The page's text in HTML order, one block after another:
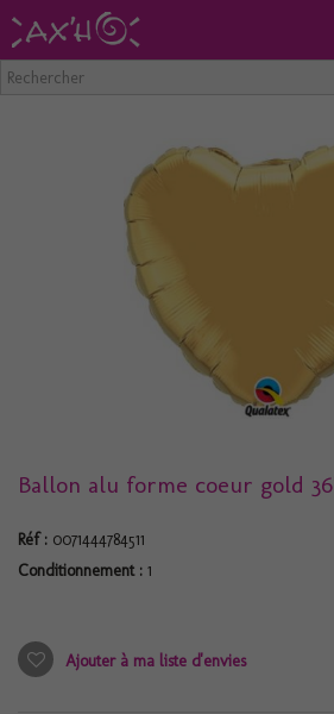
Ballon alu forme coeur gold
Réf : 0071444784511
Conditionnement : 1
Ajouter à ma liste d'envies